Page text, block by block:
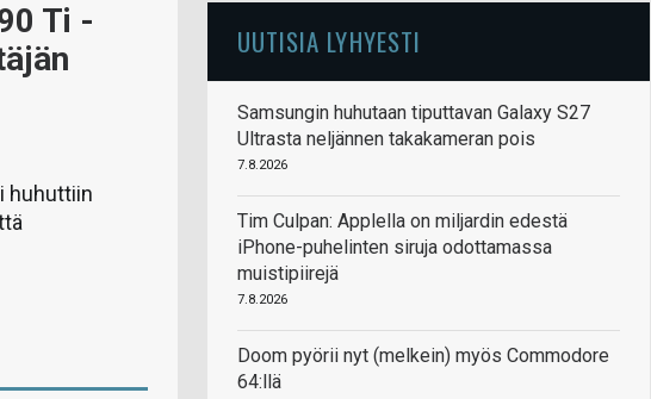
Ti -
huhuttiin
UUTISIA LYHYESTI
Samsungin huhutaan tiputtavan Galaxy S27
Ultrasta neljännen takakameran pois
7.8.2026
Tim Culpan: Applella on miljardin edestä
iPhone-puhelinten siruja odottamassa
muistipiirejä
7.8.2026
Doom pyörii nyt (melkein) myös Commodore
64:llä